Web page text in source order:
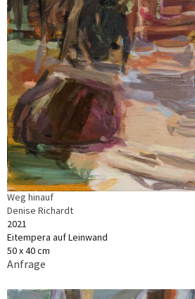
Weg hinauf
Denise Richardt
2021
Eitempera auf Leinwand
50 x 40 cm
Anfrage